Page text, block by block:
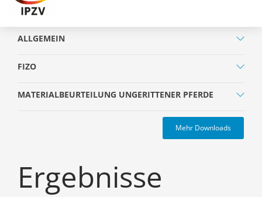
ALLGEMEIN
FIZO
MATERIALBEURTEILUNG UNGERITTENER PFERDE
Mehr Downloads
Ergebnisse